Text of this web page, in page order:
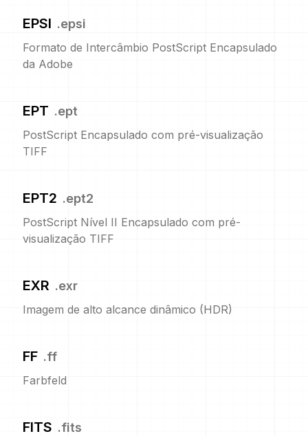
EPSI .epsi
Formato de Intercâmbio PostScript Encapsulado
da Adobe
EPT .ept
PostScript Encapsulado com pré-visualização
TIFF
EPT2 .ept2
PostScript Nível II Encapsulado com pré-
visualização TIFF
EXR .exr
Imagem de alto alcance dinâmico (HDR)
FF .ff
Farbfeld
FITS .fits